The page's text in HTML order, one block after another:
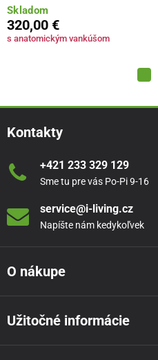
Skladom
320,00 €
s anatomickým vankúšom
Kontakty
+421 233 329 129
Sme tu pre vás Po-Pi 9-16
service@i-living.cz
Napíšte nám kedykoľvek
O nákupe
Užitočné informácie